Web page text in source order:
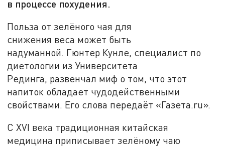
в процессе похудения.
Польза от зелёного чая для
снижения веса может быть
надуманной. Гюнтер Кунле, специалист по
диетологии из Университета
Рединга, развенчал миф о том, что этот
напиток обладает чудодейственными
свойствами. Его слова передаёт «Газета.ru».
С XVI века традиционная китайская
медицина приписывает зелёному чаю